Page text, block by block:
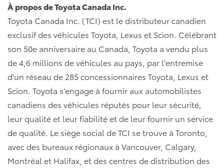
À propos de Toyota Canada Inc.
Toyota Canada Inc. (TCI) est le distributeur canadien
exclusif des véhicules Toyota, Lexus et Scion. Célébrant
son 50e anniversaire au Canada, Toyota a vendu plus
de 4,6 millions de véhicules au pays, par l'entremise
d'un réseau de 285 concessionnaires Toyota, Lexus et
Scion. Toyota s’engage à fournir aux automobilistes
canadiens des véhicules réputés pour leur sécurité,
leur qualité et leur fiabilité et de leur fournir un service
de qualité. Le siège social de TCI se trouve à Toronto,
avec des bureaux régionaux à Vancouver, Calgary,
Montréal et Halifax, et des centres de distribution des